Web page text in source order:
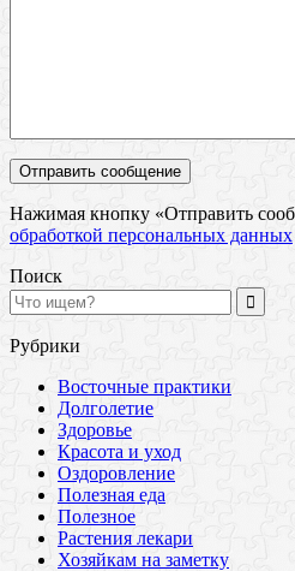
Нажимая кнопку «Отправить
обработкой персональных данных
Поиск
Рубрики
Восточные практики
Долголетие
Здоровье
Красота и уход
Оздоровление
Полезная еда
Полезное
Растения лекари
Хозяйкам на заметку